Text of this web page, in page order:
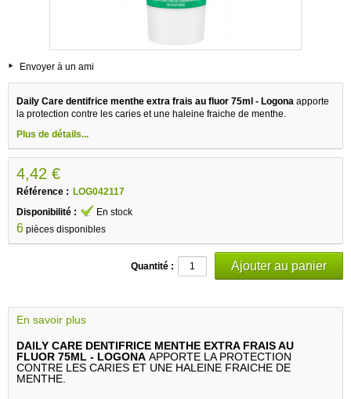
Envoyer à un ami
Daily Care dentifrice menthe extra frais au fluor 75ml - Logona apporte
la protection contre les caries et une haleine fraiche de menthe.
Plus de détails...
4,42 €
Référence : LOG042117
Disponibilité :
En stock
6 pièces disponibles
Quantité :
En savoir plus
DAILY CARE DENTIFRICE MENTHE EXTRA FRAIS AU
FLUOR 75ML - LOGONA APPORTE LA PROTECTION
CONTRE LES CARIES ET UNE HALEINE FRAICHE DE
MENTHE.